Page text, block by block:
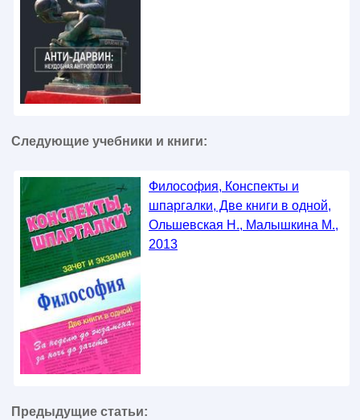
Следующие учебники и книги:
Философия, Конспекты и
шпаргалки, Две книги в одной,
Ольшевская Н., Малышкина М.,
2013
Предыдущие статьи: